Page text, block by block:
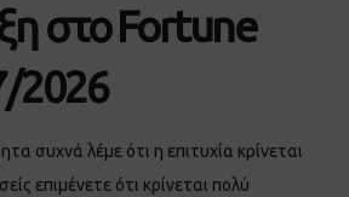
στο Fortune
2026
συχνά λέμε ότι η επιτυχία κρίνεται
επιμένετε ότι κρίνεται πολύ